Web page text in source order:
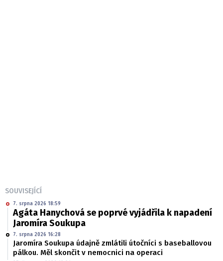
SOUVISEJÍCÍ
7. srpna 2026 18:59
Agáta Hanychová se poprvé vyjádřila k napadení
Jaromíra Soukupa
7. srpna 2026 16:28
Jaromíra Soukupa údajně zmlátili útočníci s baseballovou
pálkou. Měl skončit v nemocnici na operaci